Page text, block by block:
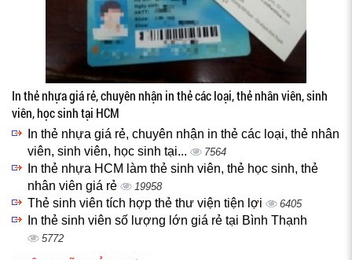
In thẻ nhựa giá rẻ, chuyên nhận in thẻ các loại, thẻ nhân viên, sinh
viên, học sinh tại HCM
In thẻ nhựa giá rẻ, chuyên nhận in thẻ các loại, thẻ nhân
viên, sinh viên, học sinh tại...
7564
In thẻ nhựa HCM làm thẻ sinh viên, thẻ học sinh, thẻ
nhân viên giá rẻ
19958
Thẻ sinh viên tích hợp thẻ thư viện tiện lợi 6405
In thẻ sinh viên số lượng lớn giá rẻ tại Bình Thạnh
5772